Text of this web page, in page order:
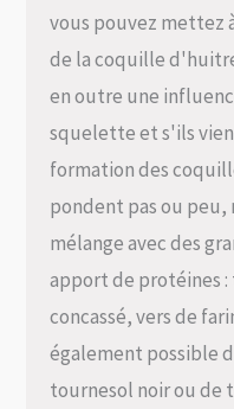
vous pouvez mettez
de la coquille
en outre une
squelette et s'ils
formation des
pondent pas ou peu,
mélange avec des
apport de protéines
concassé, vers de
également possible
tournesol noir ou de